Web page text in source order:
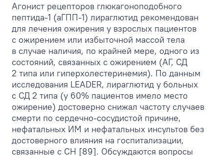
Агонист рецепторов глюкагоноподобного
пептида-1 (аГПП-1) лираглютид рекомендован
для лечения ожирения у взрослых пациентов
с ожирением или избыточной массой тела
в случае наличия, по крайней мере, одного из
состояний, связанных с ожирением (АГ, СД
2 типа или гиперхолестеринемия). По данным
исследования LEADER, лираглютид у больных
с СД 2 типа (у 60% пациентов имело место
ожирение) достоверно снижал частоту случаев
смерти по сердечно-сосудистой причине,
нефатальных ИМ и нефатальных инсультов без
достоверного влияния на госпитализации,
связанные с СН [89]. Обсуждаются вопросы